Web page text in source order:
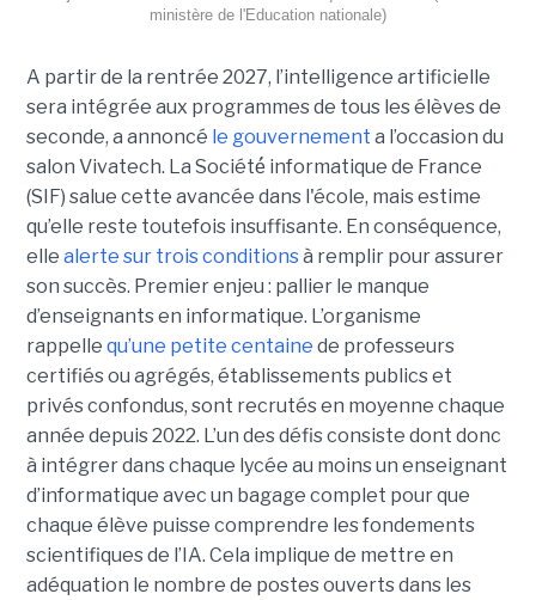
ministère de l'Education nationale)
A partir de la rentrée 2027, l’intelligence artificielle
sera intégrée aux programmes de tous les élèves de
seconde, a annoncé le gouvernement a l’occasion du
salon Vivatech. La Société́ informatique de France
(SIF) salue cette avancée dans l'école, mais estime
qu’elle reste toutefois insuffisante. En conséquence,
elle alerte sur trois conditionsà remplir pour assurer
son succès. Premier enjeu : pallier le manque
d’enseignants en informatique. L’organisme
rappelle qu’une petite centaine de professeurs
certifiés ou agrégés, établissements publics et
privés confondus, sont recrutés en moyenne chaque
année depuis 2022. L’un des défis consiste dont donc
à intégrer dans chaque lycée au moins un enseignant
d’informatique avec un bagage complet pour que
chaque élève puisse comprendre les fondements
scientifiques de l’IA. Cela implique de mettre en
adéquation le nombre de postes ouverts dans les